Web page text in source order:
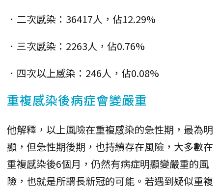
．二次感染：36417人，佔12.29%
．三次感染：2263人，佔0.76%
．四次以上感染：246人，佔0.08%
重複感染後病症會變嚴重
他解釋，以上風險在重複感染的急性期，最為明
顯，但急性期後期，也持續存在風險，大多數在
重複感染後6個月，仍然有病症明顯變嚴重的風
險，也就是所謂長新冠的可能。若遇到疑似重複